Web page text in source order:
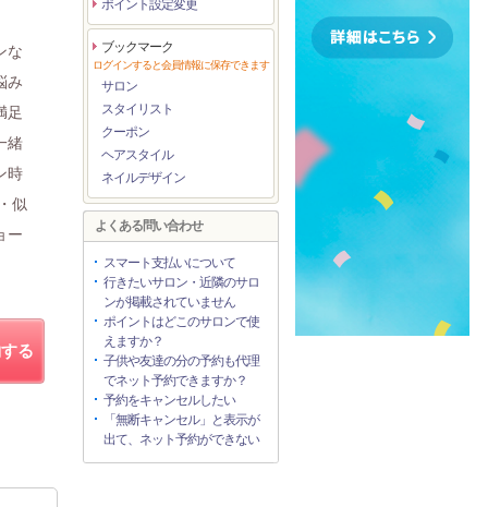
な
み
足
緒
時
似
ー
る
ポイント設定変更
ブックマーク
ログインすると会員情報に保存できます
サロン
スタイリスト
クーポン
ヘアスタイル
ネイルデザイン
よくある問い合わせ
スマート支払いについて
行きたいサロン・近隣のサロ
ンが掲載されていません
ポイントはどこのサロンで使
えますか？
子供や友達の分の予約も代理
でネット予約できますか？
予約をキャンセルしたい
「無断キャンセル」と表示が
出て、ネット予約ができない